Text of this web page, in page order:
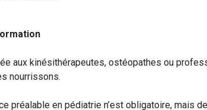
aux kinésithérapeutes, ostéopathes ou
nourrissons.
préalable en pédiatrie n’est obligatoire, mais